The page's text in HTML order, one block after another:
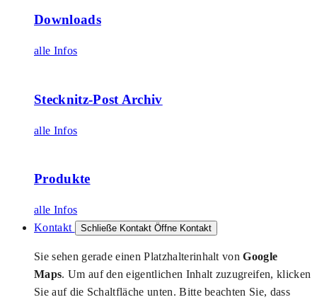
Downloads
alle Infos
Stecknitz-Post Archiv
alle Infos
Produkte
alle Infos
Kontakt
Schließe Kontakt Öffne Kontakt
Sie sehen gerade einen Platzhalterinhalt vonGoogle
Maps. Um auf den eigentlichen Inhalt zuzugreifen, klicken
Sie auf die Schaltfläche unten. Bitte beachten Sie, dass